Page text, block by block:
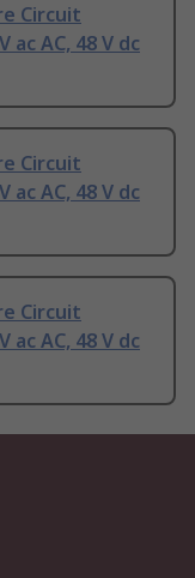
Circuit
ac AC, 48 V dc
Circuit
ac AC, 48 V dc
Circuit
ac AC, 48 V dc